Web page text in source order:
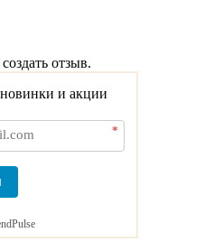
отзыв.
и акции
*